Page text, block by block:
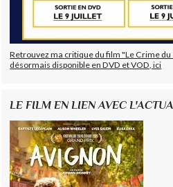
Retrouvez ma critique du film "Le Crime du
désormais disponible en DVD et VOD, ici
LE FILM EN LIEN AVEC